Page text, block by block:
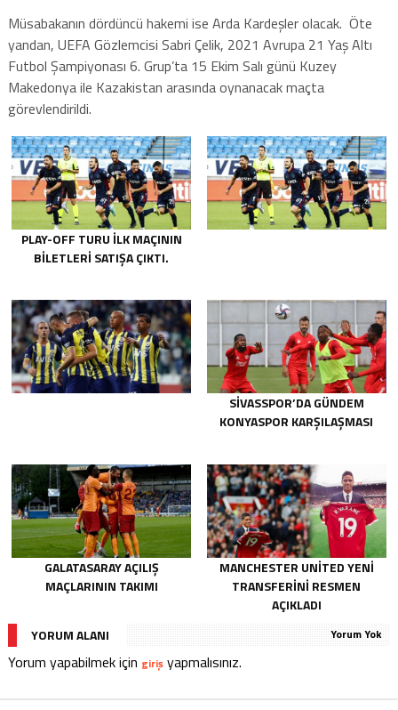
Müsabakanın dördüncü hakemi ise Arda Kardeşler olacak. Öte
yandan, UEFA Gözlemcisi Sabri Çelik, 2021 Avrupa 21 Yaş Altı
Futbol Şampiyonası 6. Grup’ta 15 Ekim Salı günü Kuzey
Makedonya ile Kazakistan arasında oynanacak maçta
görevlendirildi.
PLAY-OFF TURU ILK MAÇININ
BILETLERI SATIŞA ÇIKTI.
SIVASSPOR’DA GÜNDEM
KONYASPOR KARŞILAŞMASI
GALATASARAY AÇILIŞ
MAÇLARININ TAKIMI
MANCHESTER UNITED YENI
TRANSFERINI RESMEN
AÇIKLADI
YORUM ALANI
Yorum Yok
Yorum yapabilmek için girişyapmalısınız.